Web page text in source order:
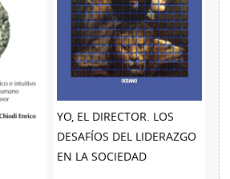
YO, EL DIRECTOR. LOS
DESAFÍOS DEL LIDERAZGO
EN LA SOCIEDAD